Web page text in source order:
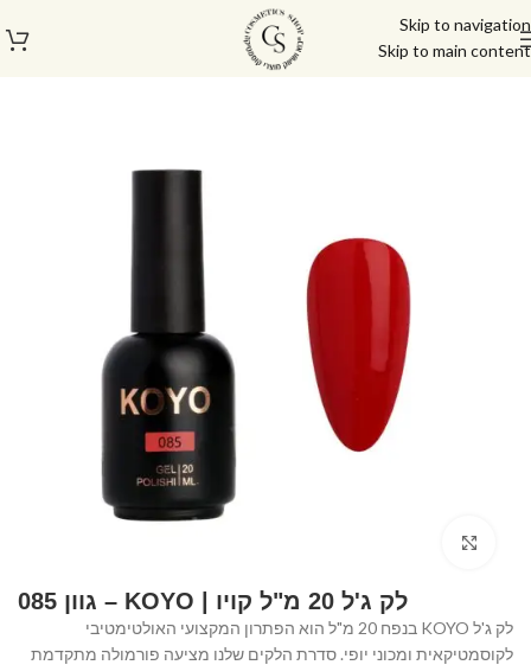
Skip to navigation
Skip to main content
לק ג'ל 20 מ"ל קויו | KOYO – גוון 085
לק ג'ל KOYO בנפח 20 מ"ל הוא הפתרון המקצועי האולטימטיבי
לקוסמטיקאית ומכוני יופי. סדרת הלקים שלנו מציעה פורמולה מתקדמת